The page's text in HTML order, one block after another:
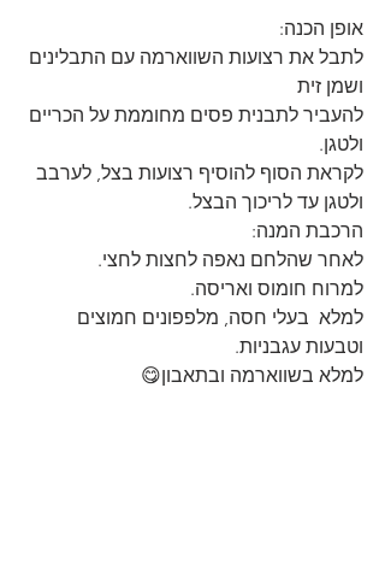
אופן הכנה:
לתבל את רצועות השווארמה עם התבלינים
ושמן זית
להעביר לתבנית פסים מחוממת על הכריים
ולטגן.
לקראת הסוף להוסיף רצועות בצל, לערבב
ולטגן עד לריכוך הבצל.
הרכבת המנה:
לאחר שהלחם נאפה לחצות לחצי.
למרוח חומוס ואריסה.
למלא  בעלי חסה, מלפפונים חמוצים
וטבעות עגבניות.
למלא בשווארמה ובתאבון😋